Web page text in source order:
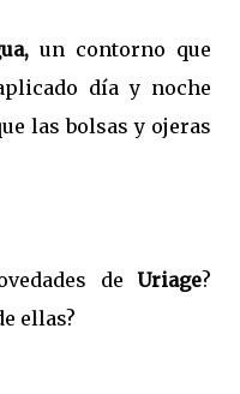
un contorno que
día y noche
las bolsas y ojeras
de Uriage?
ellas?